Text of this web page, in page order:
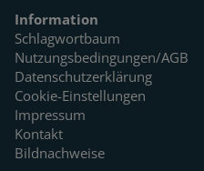
Information
Schlagwortbaum
Nutzungsbedingungen/AGB
Datenschutzerklärung
Cookie-Einstellungen
Impressum
Kontakt
Bildnachweise